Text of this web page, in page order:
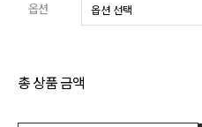
코디템
옵션
총 상품 금액